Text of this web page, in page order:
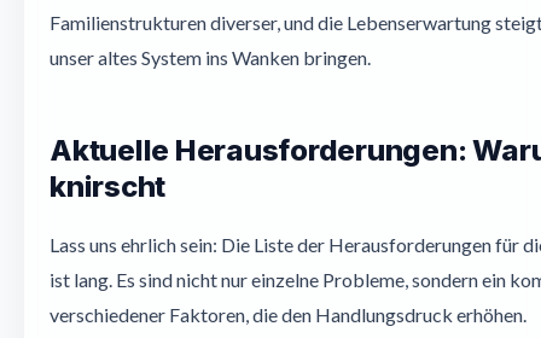
Familienstrukturen diverser, und die Lebenserwartung
unser altes System ins Wanken bringen.
Aktuelle Herausforderungen:
knirscht
Lass uns ehrlich sein: Die Liste der Herausforderungen für
ist lang. Es sind nicht nur einzelne Probleme, sondern ein
verschiedener Faktoren, die den Handlungsdruck erhöhen.